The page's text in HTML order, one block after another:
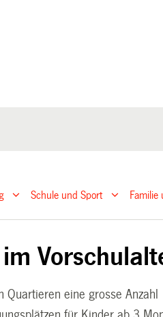
Schule und Sport Familie
eine grosse Anzahl